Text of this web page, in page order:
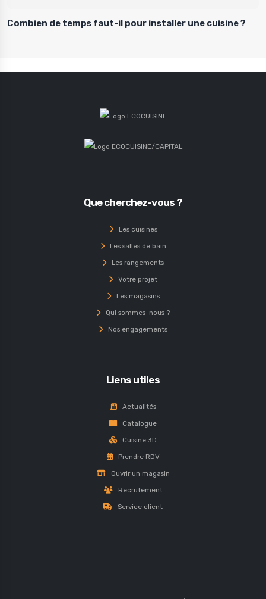
Combien de temps faut-il pour installer une cuisine ?
Que cherchez-vous ?
Les cuisines
Les salles de bain
Les rangements
Votre projet
Les magasins
Qui sommes-nous ?
Nos engagements
Liens utiles
Actualités
Catalogue
Cuisine 3D
Prendre RDV
Ouvrir un magasin
Recrutement
Service client